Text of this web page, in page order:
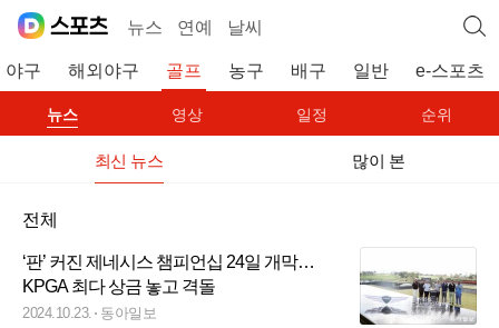
뉴스 연예 날씨
야구 해외야구 골프 농구 배구 일반 e-스포츠
뉴스 영상 일정 순위
최신 뉴스 많이 본
전체
‘판’ 커진 제네시스 챔피언십 24일 개막…
KPGA 최다 상금 놓고 격돌
2024.10.23. 동아일보